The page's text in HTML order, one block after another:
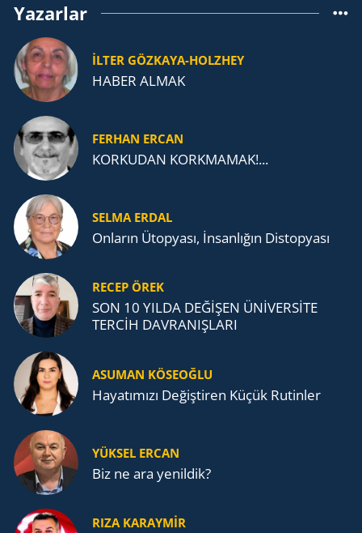
Yazarlar
İLTER GÖZKAYA-HOLZHEY
HABER ALMAK
FERHAN ERCAN
KORKUDAN KORKMAMAK!...
SELMA ERDAL
Onların Ütopyası, İnsanlığın Distopyası
RECEP ÖREK
SON 10 YILDA DEĞİŞEN ÜNİVERSİTE
TERCİH DAVRANIŞLARI
ASUMAN KÖSEOĞLU
Ha­ya­tı­mı­zı De­ğiş­ti­ren Küçük Ru­tin­ler
YÜKSEL ERCAN
Biz ne ara yenildik?
RIZA KARAYMIR